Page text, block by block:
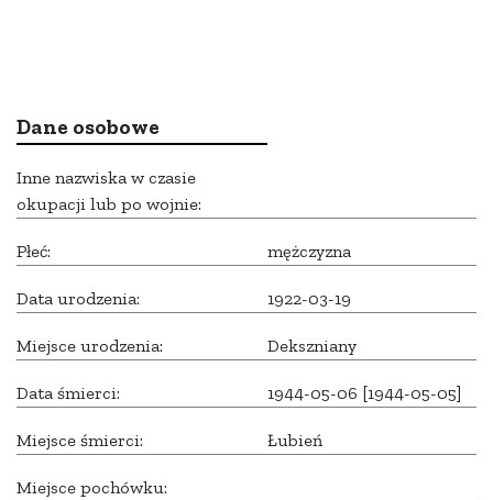
Dane osobowe
Inne nazwiska w czasie
okupacji lub po wojnie:
Płeć: mężczyzna
Data urodzenia: 1922-03-19
Miejsce urodzenia: Dekszniany
Data śmierci: 1944-05-06 [1944-05-05]
Miejsce śmierci: Łubień
Miejsce pochówku: